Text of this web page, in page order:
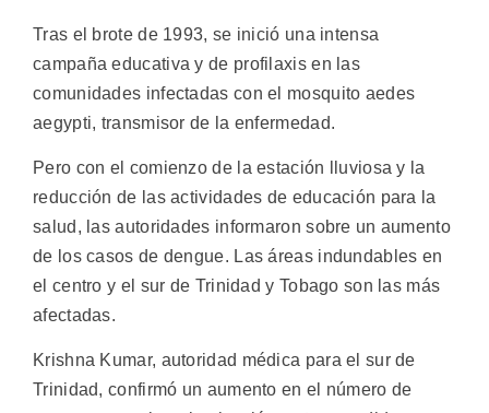
Tras el brote de 1993, se inició una intensa
campaña educativa y de profilaxis en las
comunidades infectadas con el mosquito aedes
aegypti, transmisor de la enfermedad.
Pero con el comienzo de la estación lluviosa y la
reducción de las actividades de educación para la
salud, las autoridades informaron sobre un aumento
de los casos de dengue. Las áreas indundables en
el centro y el sur de Trinidad y Tobago son las más
afectadas.
Krishna Kumar, autoridad médica para el sur de
Trinidad, confirmó un aumento en el número de